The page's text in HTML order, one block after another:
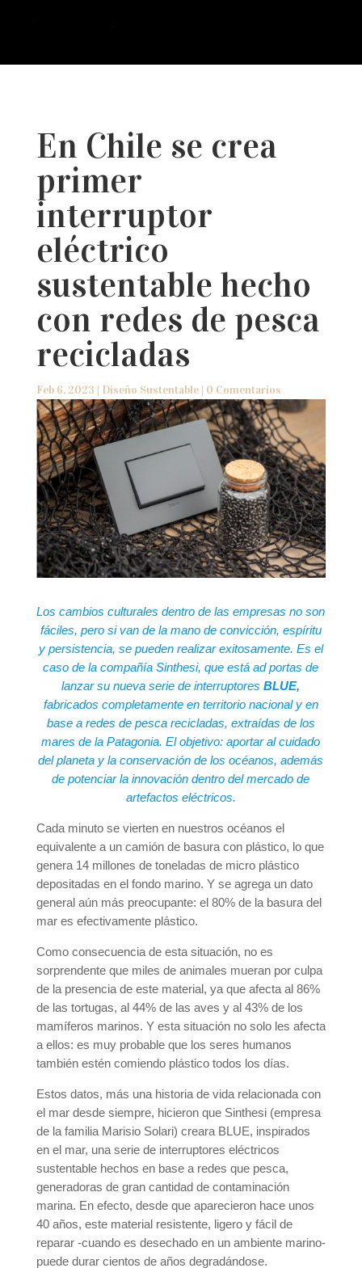
En Chile se crea
primer
interruptor
eléctrico
sustentable hecho
con redes de pesca
recicladas
Feb 6, 2023 | Diseño Sustentable| 0 Comentarios
Los cambios culturales dentro de las empresas no son
fáciles, pero si van de la mano de convicción, espíritu
y persistencia, se pueden realizar exitosamente. Es el
caso de la compañía Sinthesi, que está ad portas de
lanzar su nueva serie de interruptoresBLUE,
fabricados completamente en territorio nacional y en
base a redes de pesca recicladas, extraídas de los
mares de la Patagonia. El objetivo: aportar al cuidado
del planeta y la conservación de los océanos, además
de potenciar la innovación dentro del mercado de
artefactos eléctricos.
Cada minuto se vierten en nuestros océanos el
equivalente a un camión de basura con plástico, lo que
genera 14 millones de toneladas de micro plástico
depositadas en el fondo marino. Y se agrega un dato
general aún más preocupante: el 80% de la basura del
mar es efectivamente plástico.
Como consecuencia de esta situación, no es
sorprendente que miles de animales mueran por culpa
de la presencia de este material, ya que afecta al 86%
de las tortugas, al 44% de las aves y al 43% de los
mamíferos marinos. Y esta situación no solo les afecta
a ellos: es muy probable que los seres humanos
también estén comiendo plástico todos los días.
Estos datos, más una historia de vida relacionada con
el mar desde siempre, hicieron que Sinthesi (empresa
de la familia Marisio Solari) creara BLUE, inspirados
en el mar, una serie de interruptores eléctricos
sustentable hechos en base a redes que pesca,
generadoras de gran cantidad de contaminación
marina. En efecto, desde que aparecieron hace unos
40 años, este material resistente, ligero y fácil de
reparar -cuando es desechado en un ambiente marino-
puede durar cientos de años degradándose.